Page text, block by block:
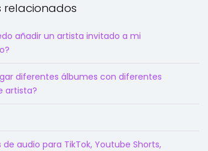
relacionados
añadir un artista invitado a mi
diferentes álbumes con diferentes
artista?
audio para TikTok, Youtube Shorts,